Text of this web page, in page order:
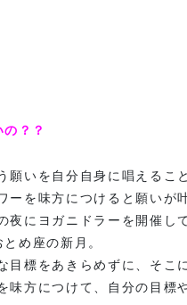
？？
いを自分自身に唱えるこ
ーを味方につけると願い
夜にヨガニドラーを開催し
め座の新月。
目標をあきらめずに、そこ
味方につけて、自分の目標